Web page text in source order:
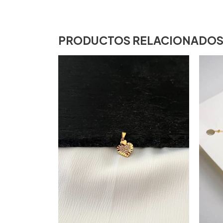
PRODUCTOS RELACIONADOS